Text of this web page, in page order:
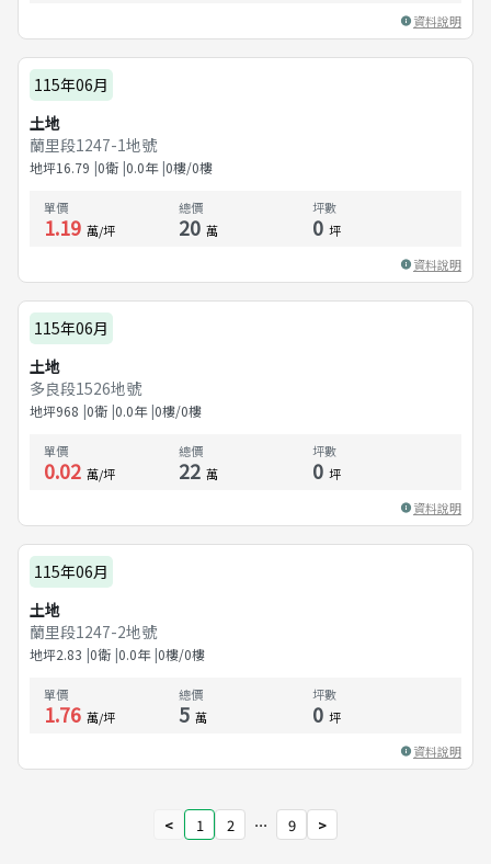
資料說明
115年06月
土地
蘭里段1247-1地號
地坪16.79 0衛 0.0年 0樓/0樓
單價
1.19 萬/坪
總價
20 萬
坪數
0 坪
資料說明
115年06月
土地
多良段1526地號
地坪968 0衛 0.0年 0樓/0樓
單價
0.02 萬/坪
總價
22 萬
坪數
0 坪
資料說明
115年06月
土地
蘭里段1247-2地號
地坪2.83 0衛 0.0年 0樓/0樓
單價
1.76 萬/坪
總價
5 萬
坪數
0 坪
資料說明
< 1 2 ⋯ 9 >